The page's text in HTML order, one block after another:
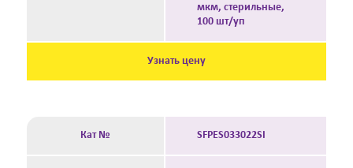
мкм, стерильные,
100 шт/уп
Узнать цену
Кат № SFPES033022SI